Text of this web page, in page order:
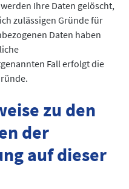
Ihre Daten gelöscht,
zulässigen Gründe für
Daten haben
Fall erfolgt die
zu den
der
auf dieser